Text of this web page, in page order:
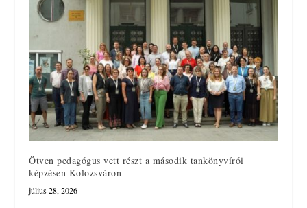
Ötven pedagógus vett részt a második tankönyvírói
képzésen Kolozsváron
július 28, 2026